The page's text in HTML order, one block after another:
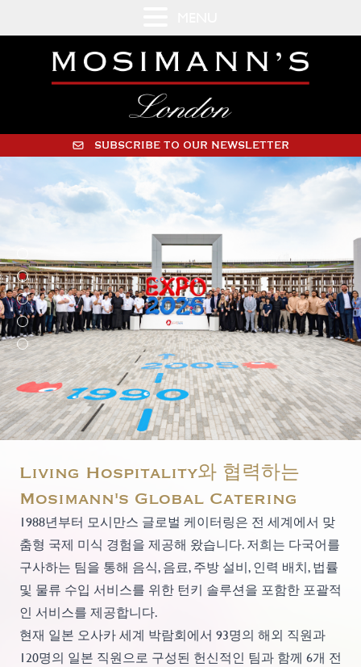
SUBSCRIBE TO OUR NEWSLETTER
Living Hospitality와 협력하는
Mosimann's Global Catering
1988년부터 모시만스 글로벌 케이터링은 전 세계에서 맞
춤형 국제 미식 경험을 제공해 왔습니다. 저희는 다국어를
구사하는 팀을 통해 음식, 음료, 주방 설비, 인력 배치, 법률
및 물류 수입 서비스를 위한 턴키 솔루션을 포함한 포괄적
인 서비스를 제공합니다.
현재 일본 오사카 세계 박람회에서 93명의 해외 직원과
120명의 일본 직원으로 구성된 헌신적인 팀과 함께 6개 전